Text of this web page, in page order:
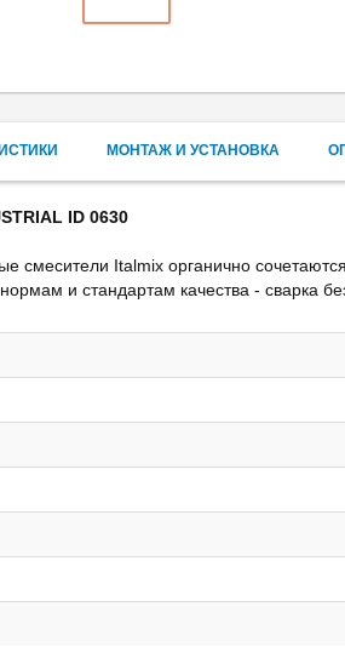
МОНТАЖ И УСТАНОВКА
ID 0630
смесители Italmix органично
и стандартам качества - сварка